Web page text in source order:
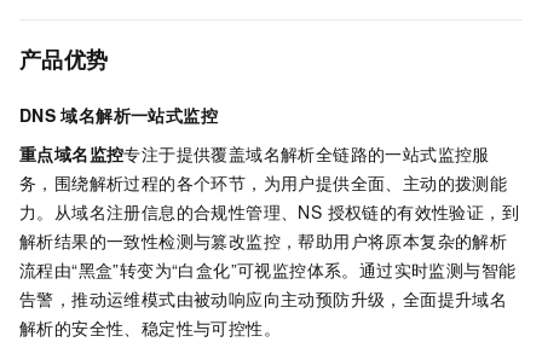
产品优势
DNS 域名解析一站式监控
重点域名监控专注于提供覆盖域名解析全链路的一站式监控服
务，围绕解析过程的各个环节，为用户提供全面、主动的拨测能
力。从域名注册信息的合规性管理、NS 授权链的有效性验证，到
解析结果的一致性检测与篡改监控，帮助用户将原本复杂的解析
流程由“黑盒”转变为“白盒化”可视监控体系。通过实时监测与智能
告警，推动运维模式由被动响应向主动预防升级，全面提升域名
解析的安全性、稳定性与可控性。